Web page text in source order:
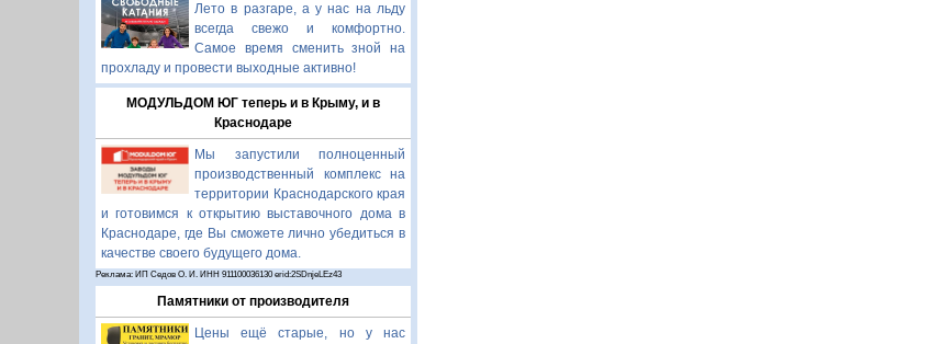
Лето в разгаре, а у нас на льду
всегда свежо и комфортно.
Самое время сменить зной на
прохладу и провести выходные активно!
МОДУЛЬДОМ ЮГ теперь и в Крыму, и в
Краснодаре
Мы запустили полноценный
производственный комплекс на
территории Краснодарского края
и готовимся к открытию выставочного дома в
Краснодаре, где Вы сможете лично убедиться в
качестве своего будущего дома.
Реклама: ИП Седов О. И. ИНН 911100036130 erid:2SDnjeLEz43
Памятники от производителя
Цены ещё старые, но у нас